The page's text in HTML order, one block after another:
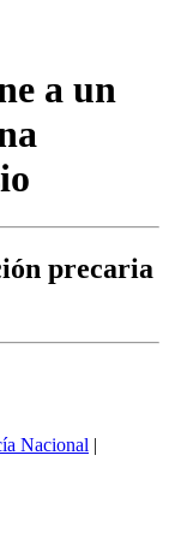
a un
precaria
Nacional |